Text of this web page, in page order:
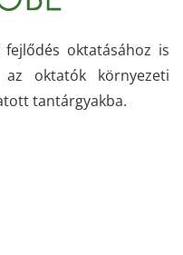
oktatásához is
oktatók környezeti
tantárgyakba.